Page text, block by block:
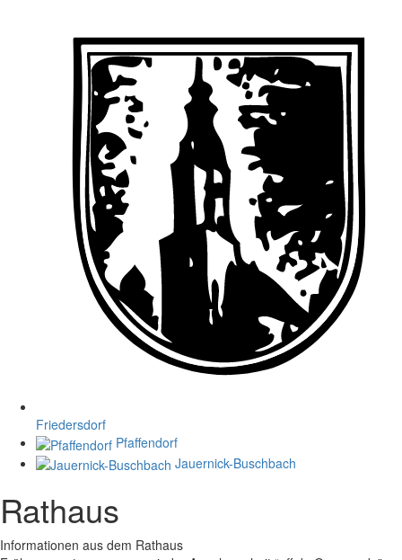
Friedersdorf
Pfaffendorf
Jauernick-Buschbach
Rathaus
Informationen aus dem Rathaus